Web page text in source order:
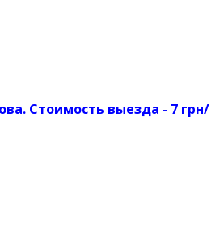
Стоимость выезда - 7 грн/